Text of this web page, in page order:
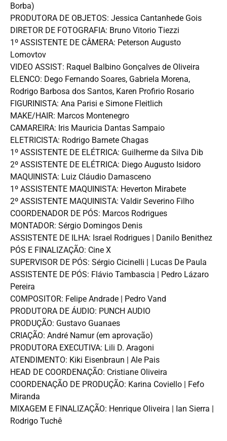
Borba)
PRODUTORA DE OBJETOS: Jessica Cantanhede Gois
DIRETOR DE FOTOGRAFIA: Bruno Vitorio Tiezzi
1º ASSISTENTE DE CÂMERA: Peterson Augusto
Lomovtov
VIDEO ASSIST: Raquel Balbino Gonçalves de Oliveira
ELENCO: Dego Fernando Soares, Gabriela Morena,
Rodrigo Barbosa dos Santos, Karen Profirio Rosario
FIGURINISTA: Ana Parisi e Simone Fleitlich
MAKE/HAIR: Marcos Montenegro
CAMAREIRA: Iris Mauricia Dantas Sampaio
ELETRICISTA: Rodrigo Barnete Chagas
1º ASSISTENTE DE ELÉTRICA: Guilherme da Silva Dib
2º ASSISTENTE DE ELÉTRICA: Diego Augusto Isidoro
MAQUINISTA: Luiz Cláudio Damasceno
1º ASSISTENTE MAQUINISTA: Heverton Mirabete
2º ASSISTENTE MAQUINISTA: Valdir Severino Filho
COORDENADOR DE PÓS: Marcos Rodrigues
MONTADOR: Sérgio Domingos Denis
ASSISTENTE DE ILHA: Israel Rodrigues | Danilo Benithez
PÓS E FINALIZAÇÃO: Cine X
SUPERVISOR DE PÓS: Sérgio Cicinelli | Lucas De Paula
ASSISTENTE DE PÓS: Flávio Tambascia | Pedro Lázaro
Pereira
COMPOSITOR: Felipe Andrade | Pedro Vand
PRODUTORA DE ÁUDIO: PUNCH AUDIO
PRODUÇÃO: Gustavo Guanaes
CRIAÇÃO: André Namur (em aprovação)
PRODUTORA EXECUTIVA: Lili D. Aragoni
ATENDIMENTO: Kiki Eisenbraun | Ale Pais
HEAD DE COORDENAÇÃO: Cristiane Oliveira
COORDENAÇÃO DE PRODUÇÃO: Karina Coviello | Fefo
Miranda
MIXAGEM E FINALIZAÇÃO: Henrique Oliveira | Ian Sierra |
Rodrigo Tuchê